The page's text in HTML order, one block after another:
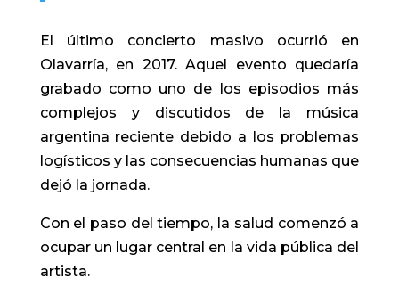
El último concierto masivo ocurrió en
Olavarría, en 2017. Aquel evento quedaría
grabado como uno de los episodios más
complejos y discutidos de la música
argentina reciente debido a los problemas
logísticos y las consecuencias humanas que
dejó la jornada.
Con el paso del tiempo, la salud comenzó a
ocupar un lugar central en la vida pública del
artista.